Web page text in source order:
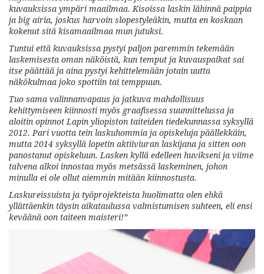
kuvauksissa ympäri maailmaa. Kisoissa laskin lähinnä paippia
ja big airia, joskus harvoin slopestyleäkin, mutta en koskaan
kokenut sitä kisamaailmaa mun jutuksi.
Tuntui että kuvauksissa pystyi paljon paremmin tekemään
laskemisesta oman näköistä, kun temput ja kuvauspaikat sai
itse päättää ja aina pystyi kehittelemään jotain uutta
näkökulmaa joko spottiin tai temppuun.
Tuo sama valinnanvapaus ja jatkuva mahdollisuus
kehittymiseen kiinnosti myös graafisessa suunnittelussa ja
aloitin opinnot Lapin yliopiston taiteiden tiedekunnassa syksyllä
2012. Pari vuotta tein laskuhommia ja opiskeluja päällekkäin,
mutta 2014 syksyllä lopetin aktiiviuran laskijana ja sitten oon
panostanut opiskeluun. Lasken kyllä edelleen huvikseni ja viime
talvena alkoi innostaa myös metsässä laskeminen, johon
minulla ei ole ollut aiemmin mitään kiinnostusta.
Laskureissuista ja työprojekteista huolimatta olen ehkä
yllättäenkin täysin aikataulussa valmistumisen suhteen, eli ensi
keväänä oon taiteen maisteri!”